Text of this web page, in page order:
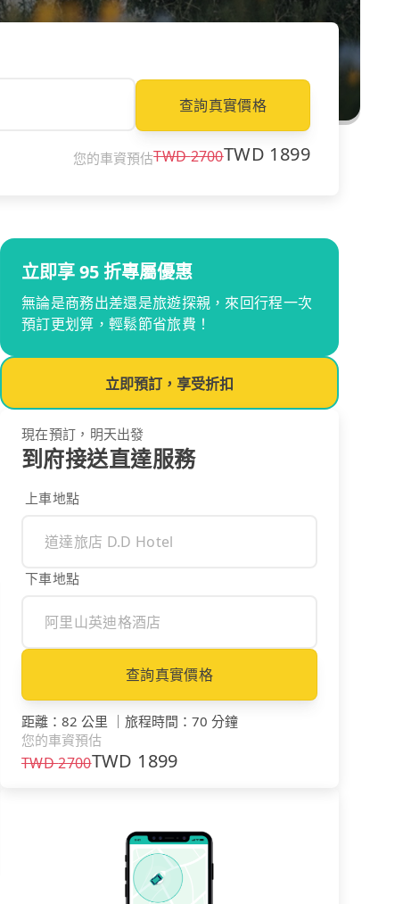
查詢真實價格
您的車資預估TWD2700TWD 1899
立即享 95 折專屬優惠
無論是商務出差還是旅遊探親，來回行程一次
預訂更划算，輕鬆節省旅費！
立即預訂，享受折扣
現在預訂，明天出發
到府接送直達服務
上車地點
下車地點
查詢真實價格
距離 ： 82 公里 ｜ 旅程時間 ： 70 分鐘
您的車資預估
TWD2700TWD 1899